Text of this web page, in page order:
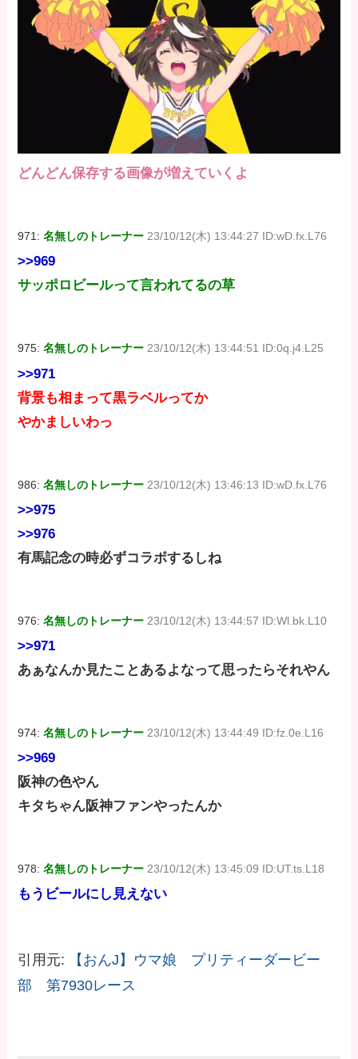
どんどん保存する画像が増えていくよ
971:名無しのトレーナー 23/10/12(木) 13:44:27 ID:wD.fx.L76
>>969
サッポロビールって言われてるの草
975:名無しのトレーナー 23/10/12(木) 13:44:51 ID:0q.j4.L25
>>971
背景も相まって黒ラベルってか
やかましいわっ
986:名無しのトレーナー 23/10/12(木) 13:46:13 ID:wD.fx.L76
>>975
>>976
有馬記念の時必ずコラボするしね
976:名無しのトレーナー 23/10/12(木) 13:44:57 ID:Wl.bk.L10
>>971
あぁなんか見たことあるよなって思ったらそれやん
974:名無しのトレーナー 23/10/12(木) 13:44:49 ID:fz.0e.L16
>>969
阪神の色やん
キタちゃん阪神ファンやったんか
978:名無しのトレーナー 23/10/12(木) 13:45:09 ID:UT.ts.L18
もうビールにし見えない
引用元:
【おんJ】ウマ娘 プリティーダービー
部 第7930レース